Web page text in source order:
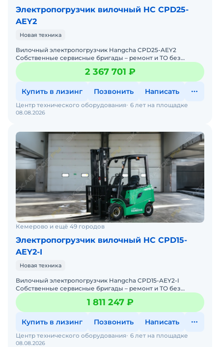
Электропогрузчик вилочный HC CPD25-
AEY2
Новая техника
Вилочный электропогрузчик Hangcha CPD25-AEY2
Собственные сервисные бригады – ремонт и ТО без
простоев. Гарантия 12 месяцев + постгарантийное
2 367 701 ₽
Купить в лизинг Позвонить Написать
08.08.2026
Центр технического оборудования 6 лет на площадке
Кемерово и ещё 49 городов
Электропогрузчик вилочный HC CPD15-
AEY2-I
Новая техника
Вилочный электропогрузчик Hangcha CPD15-AEY2-I
Собственные сервисные бригады – ремонт и ТО без
простоев. Гарантия 12 месяцев + постгарантийное
обслуживание.
1 811 247 ₽
Купить в лизинг Позвонить Написать
08.08.2026
Центр технического оборудования 6 лет на площадке